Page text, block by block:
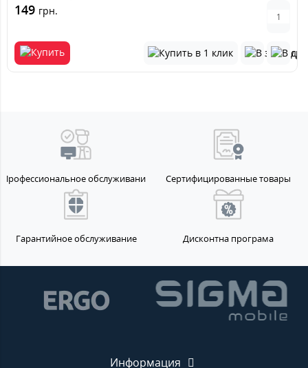
149 грн.
Профессиональное обслуживание Сертифицированные товары
Гарантийное обслуживание Дисконтна програма
Информация